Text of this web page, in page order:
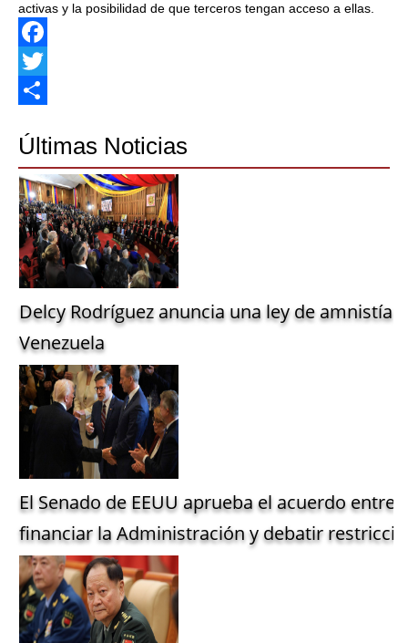
activas y la posibilidad de que terceros tengan acceso a ellas.
Facebook
Twitter
Últimas Noticias
Delcy Rodríguez anuncia una ley de amnistía
Venezuela
El Senado de EEUU aprueba el acuerdo entre
financiar la Administración y debatir